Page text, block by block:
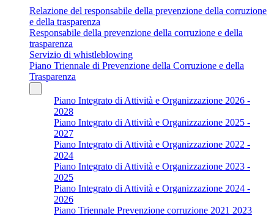
Relazione del responsabile della prevenzione della corruzione
e della trasparenza
Responsabile della prevenzione della corruzione e della
trasparenza
Servizio di whistleblowing
Piano Triennale di Prevenzione della Corruzione e della
Trasparenza
Piano Integrato di Attività e Organizzazione 2026 -
2028
Piano Integrato di Attività e Organizzazione 2025 -
2027
Piano Integrato di Attività e Organizzazione 2022 -
2024
Piano Integrato di Attività e Organizzazione 2023 -
2025
Piano Integrato di Attività e Organizzazione 2024 -
2026
Piano Triennale Prevenzione corruzione 2021 2023